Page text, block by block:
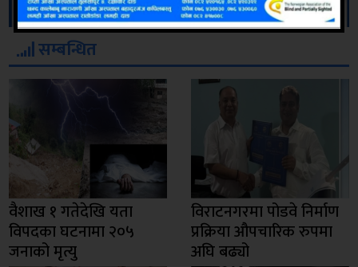
सम्बन्धित
वैशाख १ गतेदेखि यता
विपदका घटनामा २०५
जनाको मृत्यु
विराटनगरमा पोडवे निर्माण
प्रक्रिया औपचारिक रुपमा
अघि बढ्यो